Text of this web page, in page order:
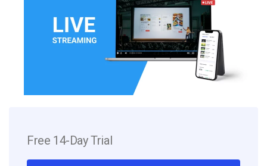
Free 14-Day Trial